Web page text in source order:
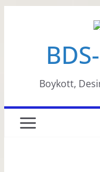
Boykott,